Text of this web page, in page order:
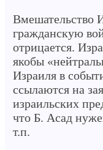
Вмешательство
гражданскую
отрицается.
якобы
Израиля в
ссылаются на
израильских
что Б. Асад
т.п.